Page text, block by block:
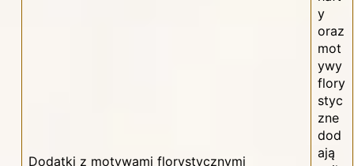
Dodatki z motywami florystycznymi
y
oraz
mot
ywy
flory
styc
zne
dod
ają